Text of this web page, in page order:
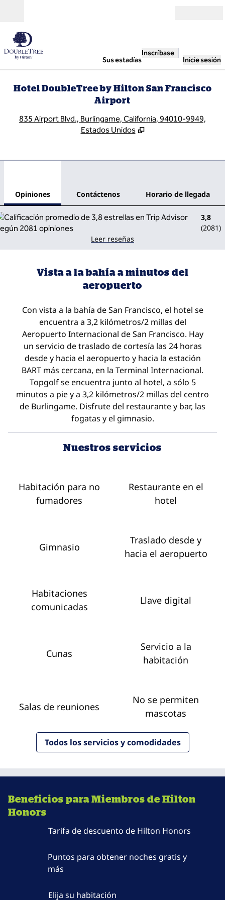
Sus estadías
Inscríbase
Inicie sesión
Hotel DoubleTree by Hilton San Francisco
Airport
835 Airport Blvd., Burlingame, California, 94010-9949,
Estados Unidos
Opiniones Contáctenos Horario de llegada
3,8
(2081)
Leer reseñas
Vista a la bahía a minutos del
aeropuerto
Con vista a la bahía de San Francisco, el hotel se
encuentra a 3,2 kilómetros/2 millas del
Aeropuerto Internacional de San Francisco. Hay
un servicio de traslado de cortesía las 24 horas
desde y hacia el aeropuerto y hacia la estación
BART más cercana, en la Terminal Internacional.
Topgolf se encuentra junto al hotel, a sólo 5
minutos a pie y a 3,2 kilómetros/2 millas del centro
de Burlingame. Disfrute del restaurante y bar, las
fogatas y el gimnasio.
Nuestros servicios
Habitación para no
fumadores
Restaurante en el
hotel
Gimnasio
Traslado desde y
hacia el aeropuerto
Habitaciones
comunicadas
Llave digital
Cunas
Servicio a la
habitación
Salas de reuniones
No se permiten
mascotas
Todos los servicios y comodidades
Beneficios para Miembros de Hilton
Honors
Tarifa de descuento de Hilton Honors
Puntos para obtener noches gratis y
más
Elija su habitación